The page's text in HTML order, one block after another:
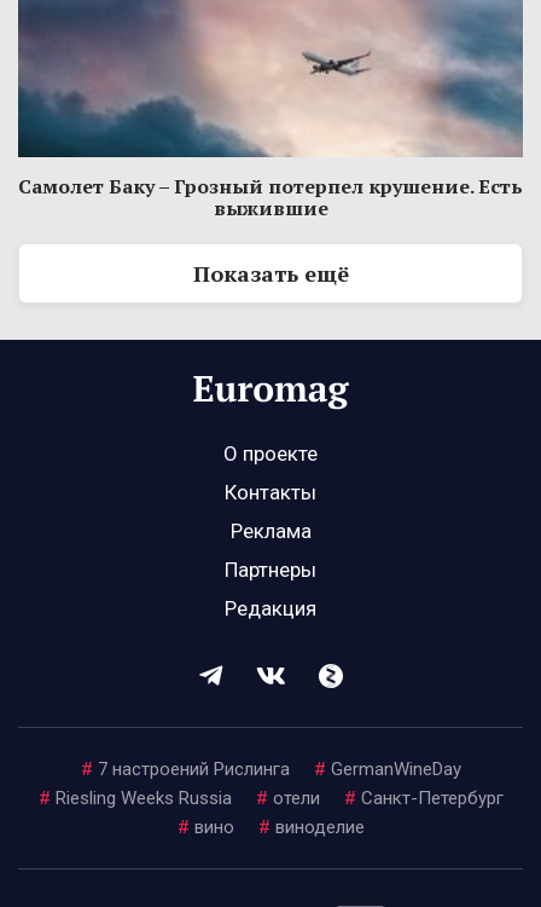
Самолет Баку – Грозный потерпел крушение. Есть
выжившие
Показать ещё
О проекте
Контакты
Реклама
Партнеры
Редакция
# 7 настроений Рислинга # GermanWineDay
# Riesling Weeks Russia # отели # Санкт-Петербург
# вино # виноделие